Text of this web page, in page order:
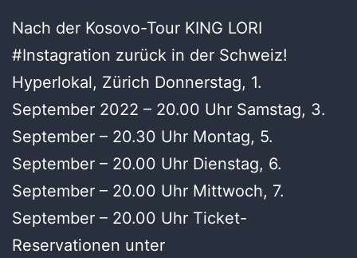
Nach der Kosovo-Tour KING LORI
#Instagration zurück in der Schweiz!
Hyperlokal, Zürich Donnerstag, 1.
September 2022 – 20.00 Uhr Samstag, 3.
September – 20.30 Uhr Montag, 5.
September – 20.00 Uhr Dienstag, 6.
September – 20.00 Uhr Mittwoch, 7.
September – 20.00 Uhr Ticket-
Reservationen unter